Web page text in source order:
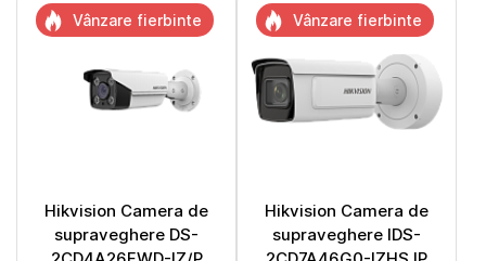
Hikvision Camera de
supraveghere DS-
Vânzare fierbinte
Hikvision Camera de
supraveghere IDS-
Vânzare fierbinte